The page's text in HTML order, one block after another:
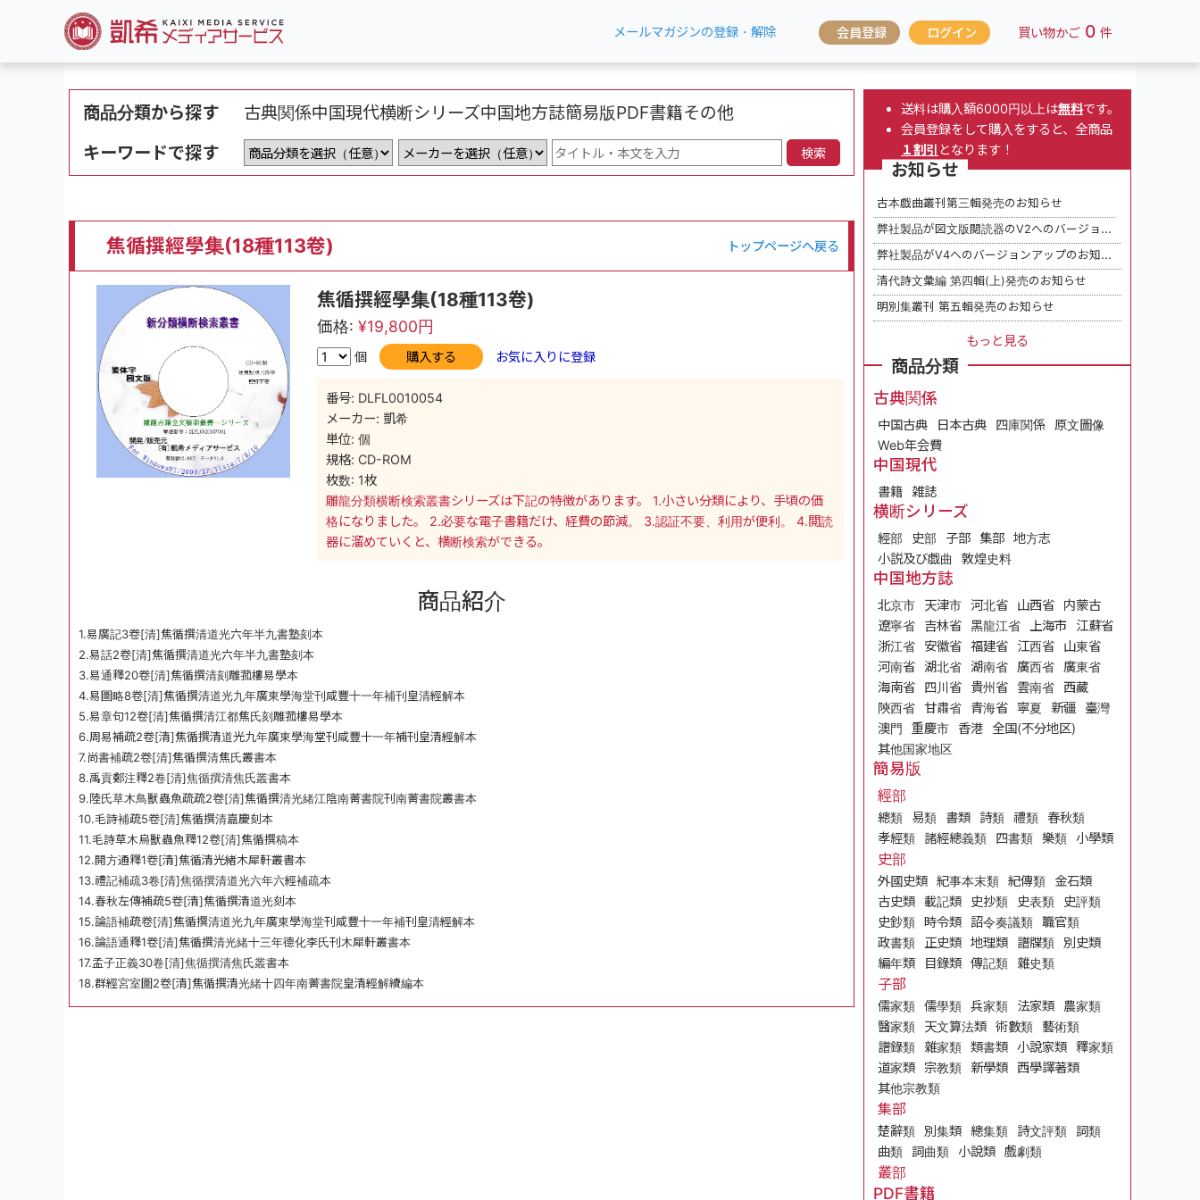
メールマガジンの登録・解除 会員登録 ログイン 買い物かご 0 件
商品分類から探す 古典関係中国現代横断シリーズ中国地方誌簡易版PDF書籍その他
キーワードで探す
検索
焦循撰經學集(18種113卷) トップページへ戻る
焦循撰經學集(18種113卷)
価格:¥19,800円
個 購入する お気に入りに登録
番号: DLFL0010054
メーカー: 凱希
単位: 個
規格: CD-ROM
枚数: 1枚
雕龍分類横断検索叢書シリーズは下記の特徴があります。 1.小さい分類により、手頃の価
格になりました。 2.必要な電子書籍だけ、経費の節減。 3.認証不要、利用が便利。 4.閲読
器に溜めていくと、横断検索ができる。
商品紹介
1.易廣記3卷[清]焦循撰清道光六年半九書塾刻本
2.易話2卷[清]焦循撰清道光六年半九書塾刻本
3.易通釋20卷[清]焦循撰清刻雕菰樓易學本
4.易圖略8卷[清]焦循撰清道光九年廣東學海堂刊咸豐十一年補刊皇清經解本
5.易章句12卷[清]焦循撰清江都焦氏刻雕菰樓易學本
6.周易補疏2卷[清]焦循撰清道光九年廣東學海堂刊咸豐十一年補刊皇清經解本
7.尚書補疏2卷[清]焦循撰清焦氏叢書本
8.禹貢鄭注釋2卷[清]焦循撰清焦氏叢書本
9.陸氏草木鳥獸蟲魚疏疏2卷[清]焦循撰清光緒江陰南菁書院刊南菁書院叢書本
10.毛詩補疏5卷[清]焦循撰清嘉慶刻本
11.毛詩草木烏獸蟲魚釋12卷[清]焦循撰稿本
12.開方通釋1卷[清]焦循清光緒木犀軒叢書本
13.禮記補疏3卷[清]焦循撰清道光六年六經補疏本
14.春秋左傳補疏5卷[清]焦循撰清道光刻本
15.論語補疏卷[清]焦循撰清道光九年廣東學海堂刊咸豐十一年補刊皇清經解本
16.論語通釋1卷[清]焦循撰清光緒十三年德化李氏刊木犀軒叢書本
17.孟子正義30卷[清]焦循撰清焦氏叢書本
18.群經宮室圖2卷[清]焦循撰清光緒十四年南菁書院皇清經解續編本
送料は購入額6000円以上は無料です。
会員登録をして購入をすると、全商品
１割引 となります！
お知らせ
古本戯曲叢刊第三輯発売のお知らせ
弊社製品が図文版閲読器のV2へのバージョンアップのお知らせ
弊社製品がV4へのバージョンアップのお知らせ
清代詩文彙編 第四輯(上)発売のお知らせ
明別集叢刊 第五輯発売のお知らせ
もっと見る
商品分類
古典関係
中国古典 日本古典 四庫関係
原文圖像
Web年会費
中国現代
書籍 雑誌
横断シリーズ
經部 史部 子部 集部 地方志
小説及び戯曲
敦煌史料
中国地方誌
北京市 天津市 河北省 山西省
内蒙古
遼寧省
吉林省 黑龍江省 上海市
江蘇省
浙江省
安徽省 福建省 江西省
山東省
河南省 湖北省 湖南省 廣西省
廣東省
海南省
四川省 貴州省 雲南省 西藏
陝西省 甘肅省 青海省 寧夏 新疆
臺灣
澳門
重慶市 香港
全国(不分地区)
其他国家地区
簡易版
經部
總類 易類 書類 詩類 禮類
春秋類
孝經類
諸經總義類 四書類 樂類 小學類
史部
外國史類 紀事本末類 紀傳類
金石類
古史類 載記類 史抄類 史表類
史評類
史鈔類 時令類 詔令奏議類 職官類
政書類
正史類 地理類 譜牒類
別史類
編年類
目錄類 傳記類 雜史類
子部
儒家類 儒學類 兵家類 法家類
農家類
醫家類
天文算法類 術數類 藝術類
譜錄類
雜家類 類書類 小說家類 釋家類
道家類 宗教類 新學類 西學譯著類
其他宗教類
集部
楚辭類 別集類 總集類 詩文評類 詞類
曲類 詞曲類 小說類 戲劇類
叢部
PDF書籍